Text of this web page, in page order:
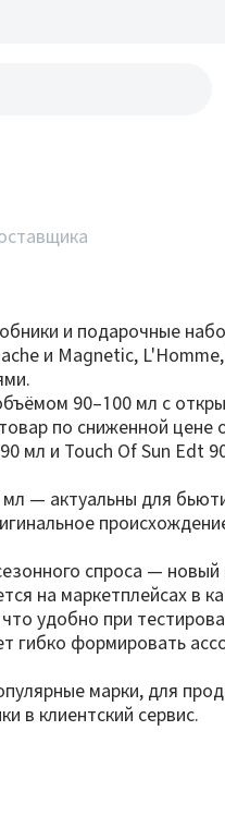
и подарочные
и Magnetic,
90–100 мл с
по сниженной
мл и Touch Of Sun Edt
— актуальны для
спроса —
на маркетплейсах в
удобно при
формировать
марки, для
в клиентский сервис.